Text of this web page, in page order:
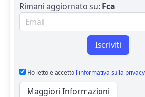
Rimani aggiornato su: Fca
Email per newsletter
Iscriviti
Ho letto e accetto l'informativa sulla privacy
Maggiori Informazioni